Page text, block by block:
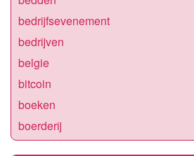
bedrijfsevenement
bedrijven
belgie
bitcoin
boeken
boerderij